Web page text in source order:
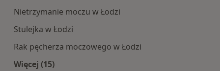
Nietrzymanie moczu w Łodzi
Stulejka w Łodzi
Rak pęcherza moczowego w Łodzi
Więcej (15)